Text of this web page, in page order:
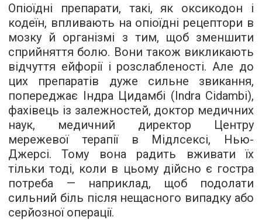
Опіоїдні препарати, такі, як оксикодон і
кодеїн, впливають на опіоїдні рецептори в
мозку й організмі з тим, щоб зменшити
сприйняття болю. Вони також викликають
відчуття ейфорії і розслабленості. Але до
цих препаратів дуже сильне звикання,
попереджає Індра Цидамбі (Indra Cidambi),
фахівець із залежностей, доктор медичних
наук, медичний директор Центру
мережевої терапії в Мідлсексі, Нью-
Джерсі. Тому вона радить вживати їх
тільки тоді, коли в цьому дійсно є гостра
потреба — наприклад, щоб подолати
сильний біль після нещасного випадку або
серйозної операції.